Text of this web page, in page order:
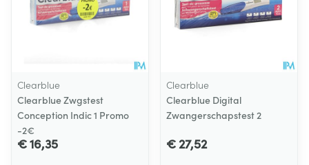
Clearblue
Clearblue Zwgstest
Conception Indic 1 Promo
-2€
€ 16,35
Clearblue
Clearblue Digital
Zwangerschapstest 2
€ 27,52